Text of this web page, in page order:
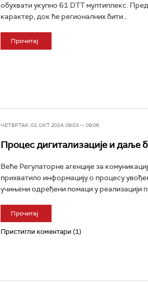
обухвати укупно 61 DTT мултиплекс.
карактер, док ће регионалних бити...
Прочитај
ЧЕТВРТАК, 02. ОКТ 2014, 09:03 -> 09:06
Процес дигитализације и даље
Веће Регулаторне агенције за
прихватило информацију о процесу
учињени одређени помаци у реализацији
Прочитај
Пристигли коментари (1)